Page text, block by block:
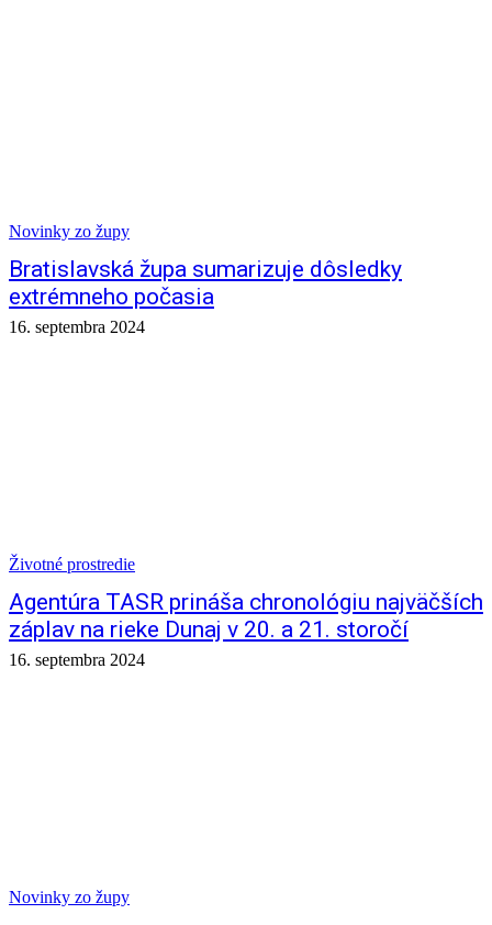
Novinky zo župy
Bratislavská župa sumarizuje dôsledky
extrémneho počasia
16. septembra 2024
Životné prostredie
Agentúra TASR prináša chronológiu najväčších
záplav na rieke Dunaj v 20. a 21. storočí
16. septembra 2024
Novinky zo župy